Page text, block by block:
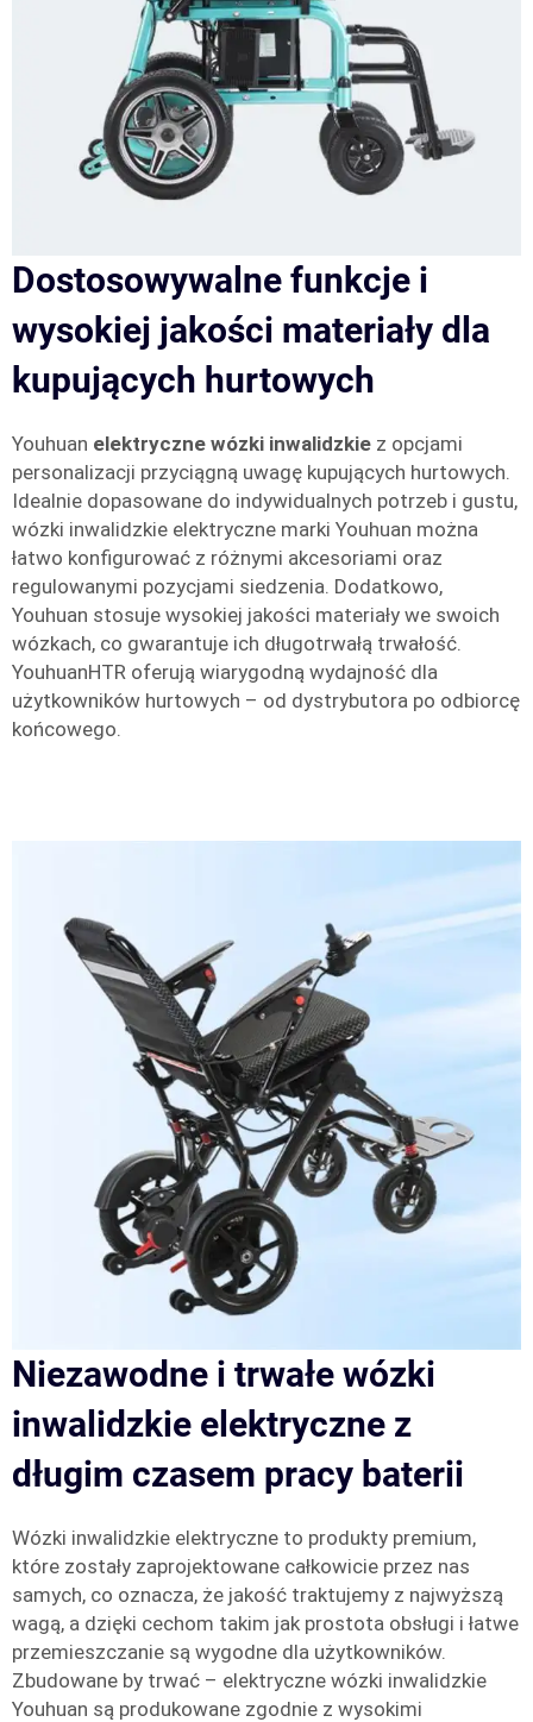
Dostosowywalne funkcje i
wysokiej jakości materiały dla
kupujących hurtowych
Youhuan elektryczne wózki inwalidzkie z opcjami
personalizacji przyciągną uwagę kupujących hurtowych.
Idealnie dopasowane do indywidualnych potrzeb i gustu,
wózki inwalidzkie elektryczne marki Youhuan można
łatwo konfigurować z różnymi akcesoriami oraz
regulowanymi pozycjami siedzenia. Dodatkowo,
Youhuan stosuje wysokiej jakości materiały we swoich
wózkach, co gwarantuje ich długotrwałą trwałość.
YouhuanHTR oferują wiarygodną wydajność dla
użytkowników hurtowych – od dystrybutora po odbiorcę
końcowego.
Niezawodne i trwałe wózki
inwalidzkie elektryczne z
długim czasem pracy baterii
Wózki inwalidzkie elektryczne to produkty premium,
które zostały zaprojektowane całkowicie przez nas
samych, co oznacza, że jakość traktujemy z najwyższą
wagą, a dzięki cechom takim jak prostota obsługi i łatwe
przemieszczanie są wygodne dla użytkowników.
Zbudowane by trwać – elektryczne wózki inwalidzkie
Youhuan są produkowane zgodnie z wysokimi